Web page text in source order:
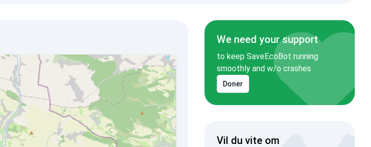
We need your support
to keep SaveEcoBot running
smoothly and w/o crashes
Doner
Vil du vite om